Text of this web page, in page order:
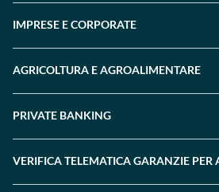
IMPRESE E CORPORATE
AGRICOLTURA E AGROALIMENTARE
PRIVATE BANKING
VERIFICA TELEMATICA GARANZIE PER